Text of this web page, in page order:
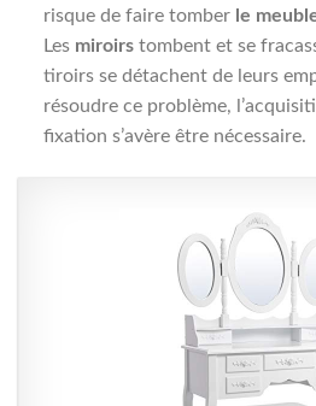
risque de faire tomber le
Les miroirstombent et se
tiroirs se détachent de leurs
résoudre ce problème,
fixation s’avère être nécessaire.